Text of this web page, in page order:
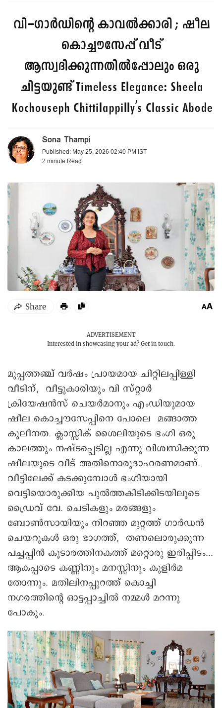
വി–ഗാർഡിന്റെ കാവൽക്കാരി ; ഷീല
കൊച്ചൗസേപ്പ് വീട്
ആസ്വദിക്കുന്നതിൽപ്പോലും ഒരു
ചിട്ടയുണ്ട്Timeless Elegance: Sheela
Kochouseph Chittilappilly's Classic Abode
Sona Thampi
Published: May 25, 2026 02:40 PM IST
2 minute Read
ADVERTISEMENT
Interested in showcasing your ad? Get in touch.
മുപ്പത്തഞ്ച് വർഷം പ്രായമായ ചിറ്റിലപ്പിള്ളി
വീടിന്, വീട്ടുകാരിയും വി സ്‌റ്റാർ
ക്രിയേഷൻസ് ചെയർമാനും എംഡിയുമായ
ഷീല കൊച്ചൗസേപ്പിനെ പോലെ മങ്ങാത്ത
കുലീനത. ക്ലാസ്സിക് ശൈലിയുടെ ഭംഗി ഒരു
കാലത്തും നഷ്ടപ്പെടില്ല എന്നു വിശ്വസിക്കുന്ന
ഷീലയുടെ വീട് അതിനൊരുദാഹരണമാണ്.
വീട്ടിലേക്ക് കടക്കുമ്പോൾ ഭംഗിയായി
വെട്ടിയൊരുക്കിയ പുൽത്തകിടിക്കിടയിലൂടെ
ഡ്രൈവ് വേ. ചെടികളും മരങ്ങളും
ബോൺസായിയും നിറഞ്ഞ മുറ്റത്ത് ഗാർഡൻ
ചെയറുകൾ ഒരു ഭാഗത്ത്, തണലൊരുക്കുന്ന
പച്ചപ്പിൻ കൂടാരത്തിനകത്ത് മറ്റൊരു ഇരിപ്പിടം...
ആകപ്പാടെ കണ്ണിനും മനസ്സിനും കുളിർമ
തോന്നും. മതിലിനപ്പുറത്ത് കൊച്ചി
നഗരത്തിന്റെ ഓട്ടപ്പാച്ചിൽ നമ്മൾ മറന്നു
പോകും.